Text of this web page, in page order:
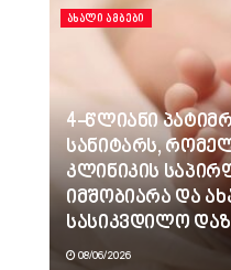
ᲐᲮᲐᲚᲘ ᲐᲛᲑᲔᲑᲘ
4-წლიანი
სანიტარს,
კლინიკის
იმშობიარა და
სასიკვდილო
08/06/2026